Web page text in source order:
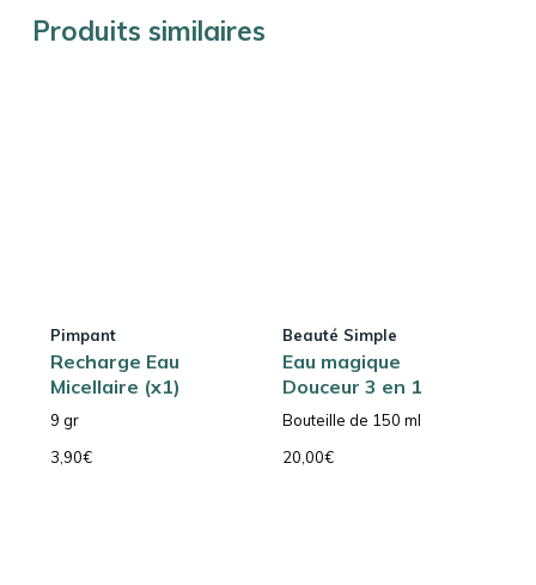
Produits similaires
Pimpant
Recharge Eau
Micellaire (x1)
9 gr
3,90€
Beauté Simple
Eau magique
Douceur 3 en 1
Bouteille de 150 ml
20,00€